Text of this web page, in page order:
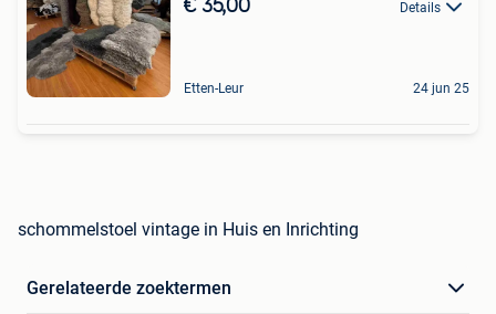
€ 35,00 Details
Etten-Leur 24 jun 25
schommelstoel vintage in Huis en Inrichting
Gerelateerde zoektermen